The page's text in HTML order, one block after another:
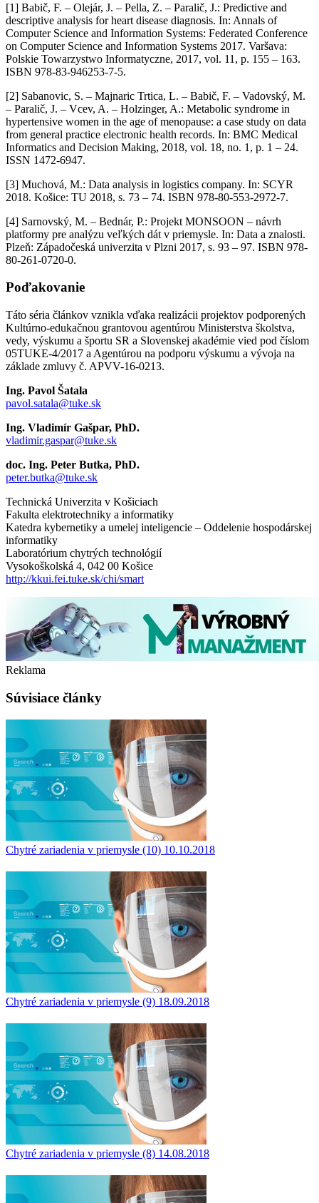
[1] Babič, F. – Olejár, J. – Pella, Z. – Paralič, J.: Predictive and
descriptive analysis for heart disease diagnosis. In: Annals of
Computer Science and Information Systems: Federated Conference
on Computer Science and Information Systems 2017. Varšava:
Polskie Towarzystwo Informatyczne, 2017, vol. 11, p. 155 – 163.
ISBN 978-83-946253-7-5.
[2] Sabanovic, S. – Majnaric Trtica, L. – Babič, F. – Vadovský, M.
– Paralič, J. – Vcev, A. – Holzinger, A.: Metabolic syndrome in
hypertensive women in the age of menopause: a case study on data
from general practice electronic health records. In: BMC Medical
Informatics and Decision Making, 2018, vol. 18, no. 1, p. 1 – 24.
ISSN 1472-6947.
[3] Muchová, M.: Data analysis in logistics company. In: SCYR
2018. Košice: TU 2018, s. 73 – 74. ISBN 978-80-553-2972-7.
[4] Sarnovský, M. – Bednár, P.: Projekt MONSOON – návrh
platformy pre analýzu veľkých dát v priemysle. In: Data a znalosti.
Plzeň: Západočeská univerzita v Plzni 2017, s. 93 – 97. ISBN 978-
80-261-0720-0.
Poďakovanie
Táto séria článkov vznikla vďaka realizácii projektov podporených
Kultúrno-edukačnou grantovou agentúrou Ministerstva školstva,
vedy, výskumu a športu SR a Slovenskej akadémie vied pod číslom
05TUKE-4/2017 a Agentúrou na podporu výskumu a vývoja na
základe zmluvy č. APVV-16-0213.
Ing. Pavol Šatala
pavol.satala@tuke.sk
Ing. Vladimír Gašpar, PhD.
vladimir.gaspar@tuke.sk
doc. Ing. Peter Butka, PhD.
peter.butka@tuke.sk
Technická Univerzita v Košiciach
Fakulta elektrotechniky a informatiky
Katedra kybernetiky a umelej inteligencie – Oddelenie hospodárskej
informatiky
Laboratórium chytrých technológií
Vysokoškolská 4, 042 00 Košice
http://kkui.fei.tuke.sk/chi/smart
Reklama
Súvisiace články
Chytré zariadenia v priemysle (10) 10.10.2018
Chytré zariadenia v priemysle (9) 18.09.2018
Chytré zariadenia v priemysle (8) 14.08.2018